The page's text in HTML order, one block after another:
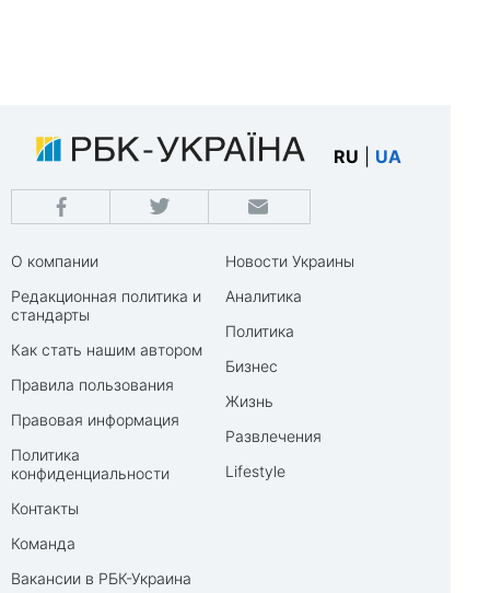
RU UA
О компании
Редакционная политика и
стандарты
Как стать нашим автором
Правила пользования
Правовая информация
Политика
конфиденциальности
Контакты
Команда
Вакансии в РБК-Украина
Новости Украины
Аналитика
Политика
Бизнес
Жизнь
Развлечения
Lifestyle